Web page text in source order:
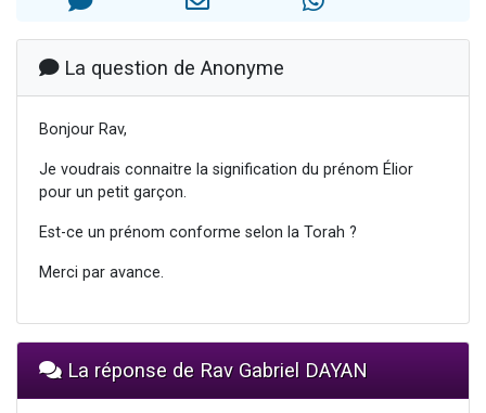
Odaya vient de donner son Maasser
La question de Anonyme
Bonjour Rav,
Je voudrais connaitre la signification du prénom Élior
pour un petit garçon.
Est-ce un prénom conforme selon la Torah ?
Merci par avance.
La réponse de Rav Gabriel DAYAN